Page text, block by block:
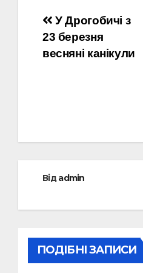
Навігація
записів
У Дрогобичі з
23 березня
весняні канікули
Відadmin
ПОДІБНІ ЗАПИСИ